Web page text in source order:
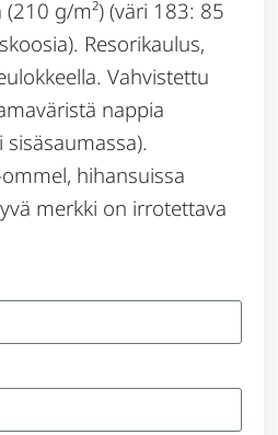
g/m²) (väri 183: 85
Resorikaulus,
Vahvistettu
nappia
hihansuissa
merkki on irrotettava